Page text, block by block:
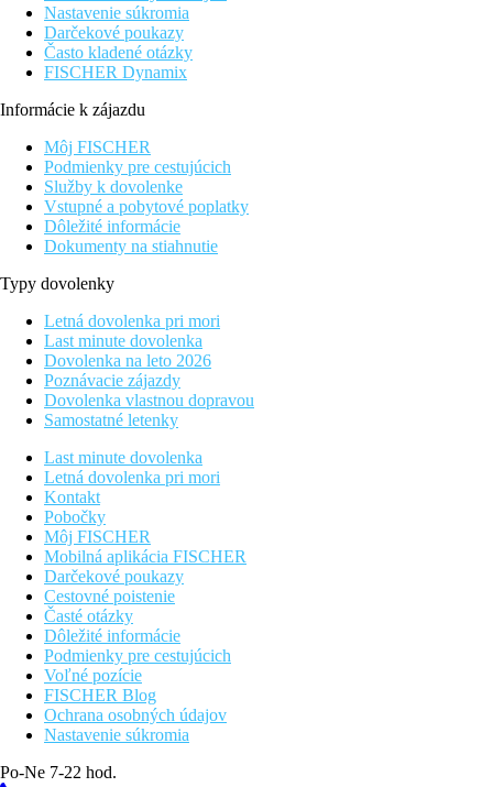
Nastavenie súkromia
Darčekové poukazy
Často kladené otázky
FISCHER Dynamix
Informácie k zájazdu
Môj FISCHER
Podmienky pre cestujúcich
Služby k dovolenke
Vstupné a pobytové poplatky
Dôležité informácie
Dokumenty na stiahnutie
Typy dovolenky
Letná dovolenka pri mori
Last minute dovolenka
Dovolenka na leto 2026
Poznávacie zájazdy
Dovolenka vlastnou dopravou
Samostatné letenky
Last minute dovolenka
Letná dovolenka pri mori
Kontakt
Pobočky
Môj FISCHER
Mobilná aplikácia FISCHER
Darčekové poukazy
Cestovné poistenie
Časté otázky
Dôležité informácie
Podmienky pre cestujúcich
Voľné pozície
FISCHER Blog
Ochrana osobných údajov
Nastavenie súkromia
Po-Ne 7-22 hod.